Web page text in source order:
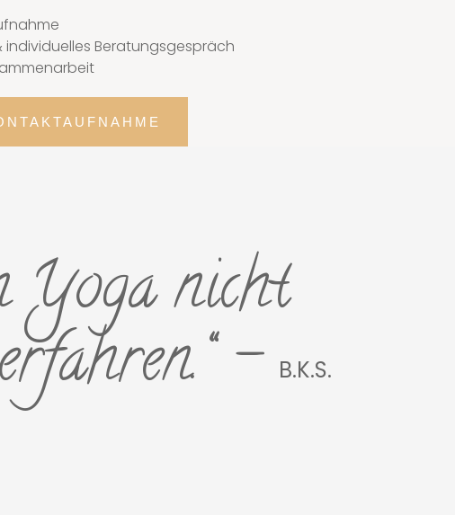
individuelles Beratungsgespräch
Yoga nicht
– B.K.S.